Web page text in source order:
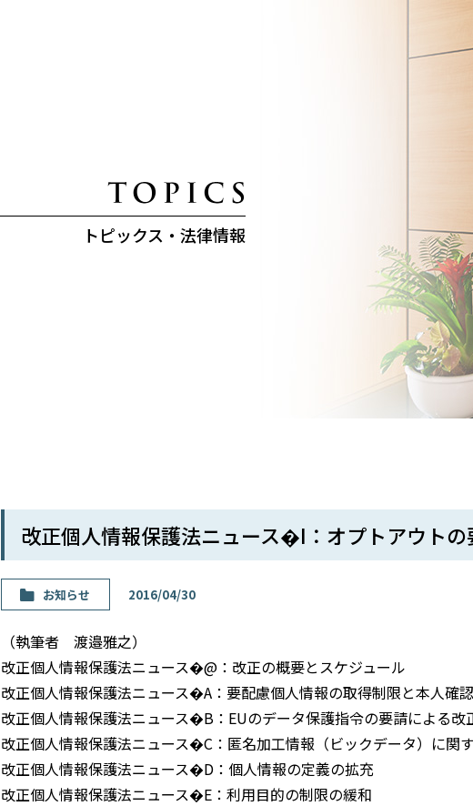
トピックス・法律情報
改正個人情報保護法ニュース�I：オプトアウトの
お知らせ 2016/04/30
（執筆者 渡邉雅之）
改正個人情報保護法ニュース�@：改正の概要とスケジュール
改正個人情報保護法ニュース�A：要配慮個人情報の取得制限と本人確
改正個人情報保護法ニュース�B：EUのデータ保護指令の要請による改
改正個人情報保護法ニュース�C：匿名加工情報（ビックデータ）に関
改正個人情報保護法ニュース�D：個人情報の定義の拡充
改正個人情報保護法ニュース�E：利用目的の制限の緩和